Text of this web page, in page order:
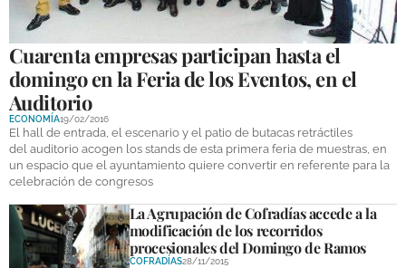
Cuarenta empresas participan hasta el
domingo en la Feria de los Eventos, en el
Auditorio
ECONOMÍA19/02/2016
El hall de entrada, el escenario y el patio de butacas retráctiles
del auditorio acogen los stands de esta primera feria de muestras, en
un espacio que el ayuntamiento quiere convertir en referente para la
celebración de congresos
La Agrupación de Cofradías accede a la
modificación de los recorridos
procesionales del Domingo de Ramos
COFRADÍAS28/11/2015